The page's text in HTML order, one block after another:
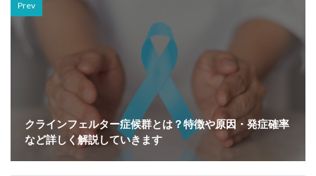
Prev
クラインフェルター症候群とは？特徴や原因・発症確率
など詳しく解説していきます